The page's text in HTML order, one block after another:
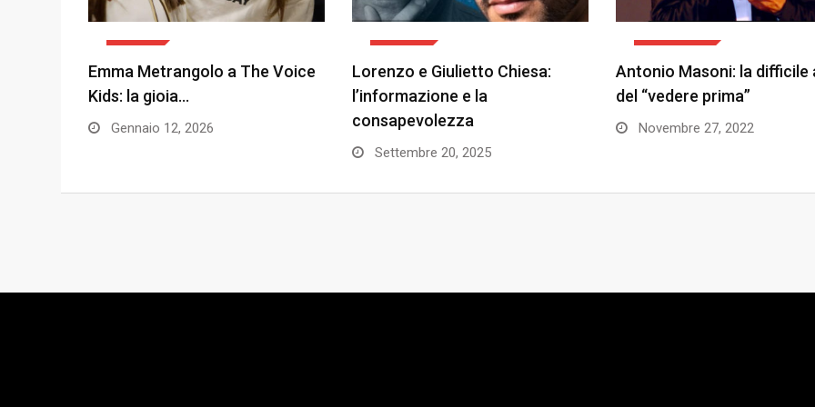
Emma Metrangolo a The Voice
Kids: la gioia…
Gennaio 12, 2026
Lorenzo e Giulietto Chiesa:
l’informazione e la
consapevolezza
Settembre 20, 2025
Antonio Masoni: la difficile
del “vedere prima”
Novembre 27, 2022